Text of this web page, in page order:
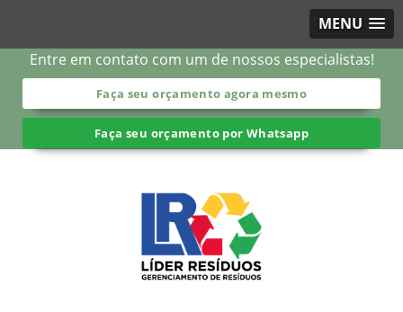
MENU
Entre em contato com um de nossos especialistas!
Faça seu orçamento agora mesmo
Faça seu orçamento por Whatsapp